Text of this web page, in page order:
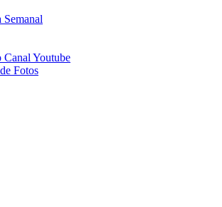
Semanal
Canal Youtube
Fotos